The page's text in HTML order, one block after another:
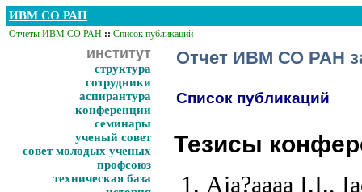
ИВМ СО РАН
Отчеты ИВМ СО РАН :: Список публикаций
институт
структура
сотрудники
аспирантура
конференции
семинары
ученый совет
совет молодых ученых
профсоюз
техническая база
Отчет ИВМ СО РАН
Список публикаций
Тезисы
Aia?aaaa I.I.,